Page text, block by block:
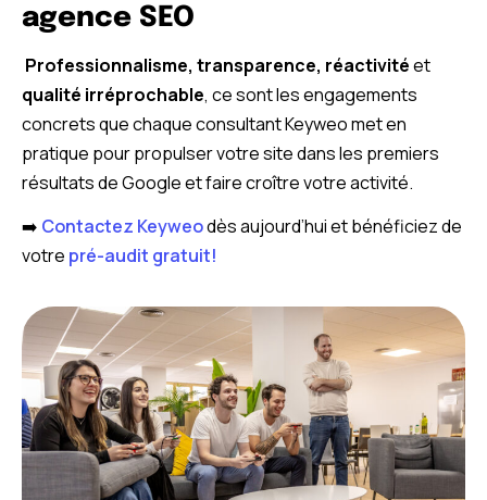
agence SEO
Professionnalisme, transparence, réactivitéet
qualité irréprochable, ce sont les engagements
concrets que chaque consultant Keyweo met en
pratique pour propulser votre site dans les premiers
résultats de Google et faire croître votre activité.
➡️ Contactez Keyweodès aujourd’hui et bénéficiez de
votre pré-audit gratuit!